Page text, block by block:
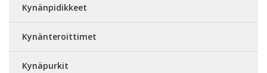
Kynänpidikkeet
Kynänteroittimet
Kynäpurkit